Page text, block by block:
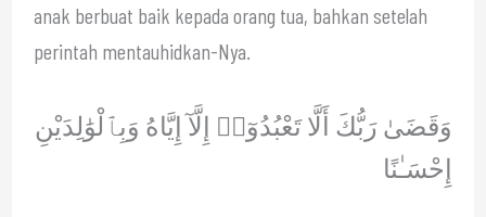
anak berbuat baik kepada orang tua, bahkan setelah
perintah mentauhidkan-Nya.
وَقَضَىٰ رَبُّكَ أَلَّا تَعْبُدُوٓا۟ إِلَّآ إِيَّاهُ وَبِٱلْوَٰلِدَيْنِ
إِحْسَـٰنًا